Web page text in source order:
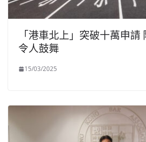
「港車北上」突破十萬申請
令人鼓舞
15/03/2025